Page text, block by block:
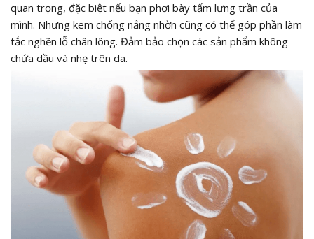
quan trọng, đặc biệt nếu bạn phơi bày tấm lưng trần của
mình. Nhưng kem chống nắng nhờn cũng có thể góp phần làm
tắc nghẽn lỗ chân lông. Đảm bảo chọn các sản phẩm không
chứa dầu và nhẹ trên da.